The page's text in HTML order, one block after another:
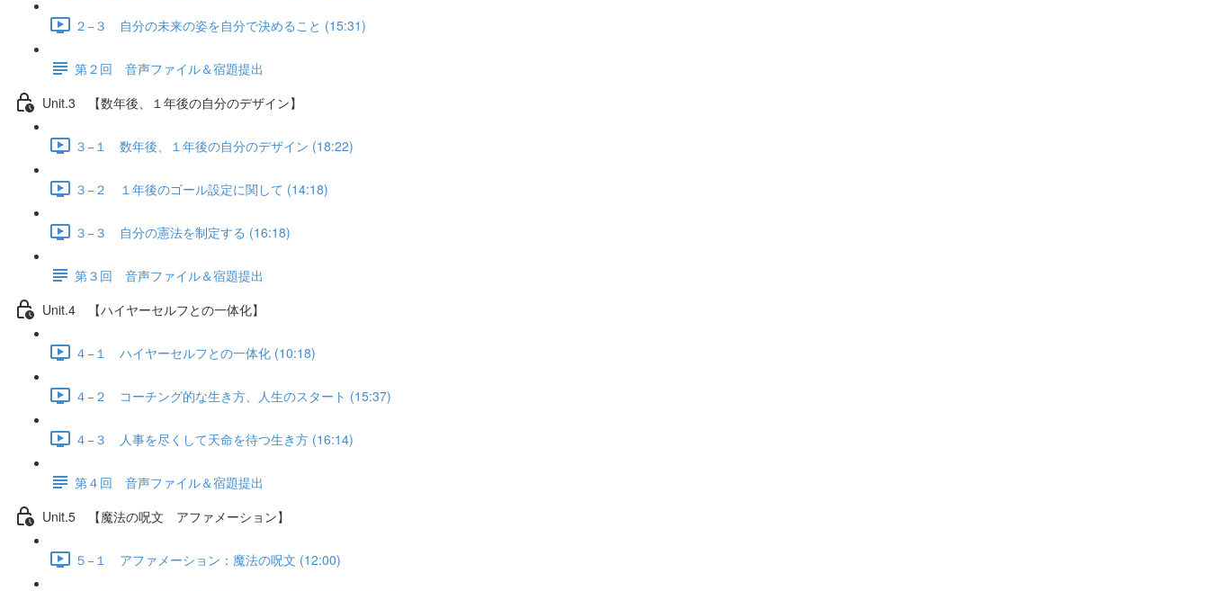
２−３ 自分の未来の姿を自分で決めること (15:31)
第２回 音声ファイル＆宿題提出
Unit.3 【数年後、１年後の自分のデザイン】
３−１ 数年後、１年後の自分のデザイン (18:22)
３−２ １年後のゴール設定に関して (14:18)
３−３ 自分の憲法を制定する (16:18)
第３回 音声ファイル＆宿題提出
Unit.4 【ハイヤーセルフとの一体化】
４−１ ハイヤーセルフとの一体化 (10:18)
４−２ コーチング的な生き方、人生のスタート (15:37)
４−３ 人事を尽くして天命を待つ生き方 (16:14)
第４回 音声ファイル＆宿題提出
Unit.5 【魔法の呪文 アファメーション】
５−１ アファメーション：魔法の呪文 (12:00)